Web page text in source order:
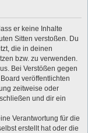
er keine Inhalte
Sitten verstoßen. Du
die in deinen
bzw. zu verwenden.
Bei Verstößen gegen
veröffentlichten
zeitweise oder
und dir ein
Verantwortung für die
erstellt hat oder die